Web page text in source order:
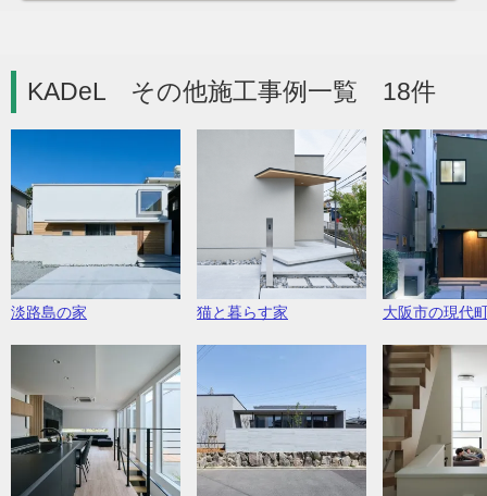
KADeL その他施工事例一覧 18件
淡路島の家 猫と暮らす家 大阪市の現代